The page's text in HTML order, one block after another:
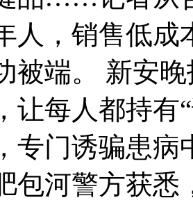
人，销售低
被端。 新安
让每人都持有
专门诱骗患
包河警方获悉